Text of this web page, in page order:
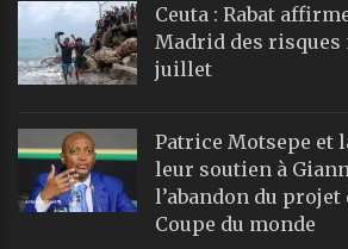
Ceuta : Rabat
Madrid des
juillet
Patrice Motsepe et
leur soutien à
l’abandon du projet
Coupe du monde